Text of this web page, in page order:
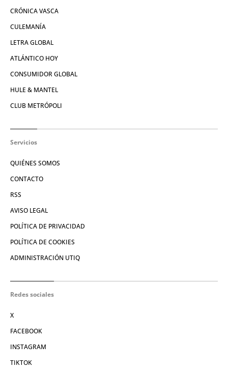
CRÓNICA VASCA
CULEMANÍA
LETRA GLOBAL
ATLÁNTICO HOY
CONSUMIDOR GLOBAL
HULE & MANTEL
CLUB METRÓPOLI
Servicios
QUIÉNES SOMOS
CONTACTO
RSS
AVISO LEGAL
POLÍTICA DE PRIVACIDAD
POLÍTICA DE COOKIES
ADMINISTRACIÓN UTIQ
Redes sociales
X
FACEBOOK
INSTAGRAM
TIKTOK